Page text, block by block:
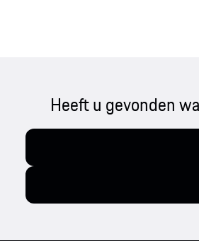
Heeft u gevonden